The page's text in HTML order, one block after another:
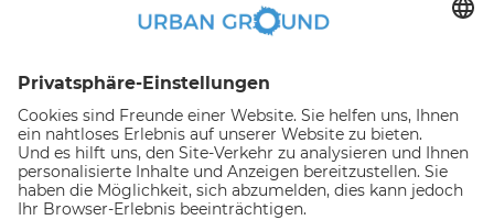
Wie funktioniert die Online buchen?
Erstattungspolitik